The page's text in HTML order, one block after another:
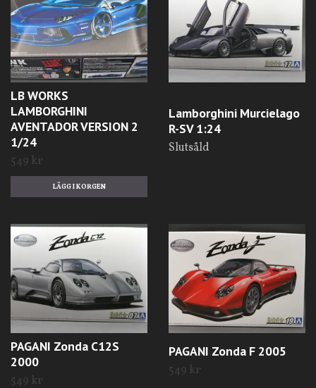
LB WORKS
LAMBORGHINI
AVENTADOR VERSION 2
1/24
549 kr
Lamborghini Murcielago
R-SV 1:24
Slutsåld
PAGANI Zonda C12S
2000
549 kr
PAGANI Zonda F 2005
549 kr